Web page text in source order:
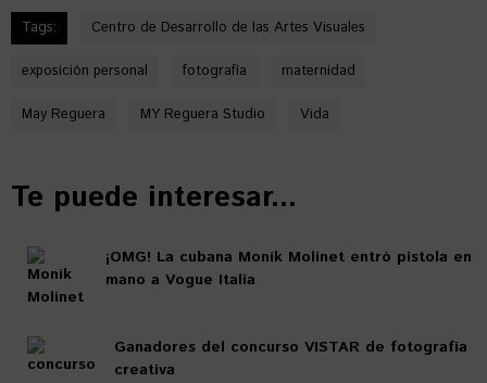
Tags: Centro de Desarrollo de las Artes Visuales
exposición personal fotografía maternidad
May Reguera MY Reguera Studio Vida
Te puede interesar...
¡OMG! La cubana Moník Molinet entró pistola en
mano a Vogue Italia
Ganadores del concurso VISTAR de fotografía
creativa